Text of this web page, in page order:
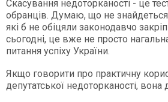
Скасування недоторканості - це
обранців. Думаю, що не знайдеться
які б не обіцяли законодавчо
сьогодні, це вже не просто
питання успіху України.
Якщо говорити про практичну
депутатської недоторканості, вона